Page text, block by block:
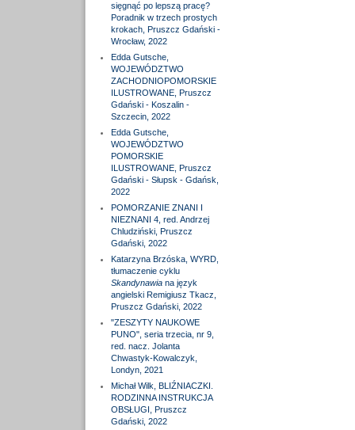
sięgnąć po lepszą pracę?
Poradnik w trzech prostych
krokach, Pruszcz Gdański -
Wrocław, 2022
Edda Gutsche,
WOJEWÓDZTWO
ZACHODNIOPOMORSKIE
ILUSTROWANE, Pruszcz
Gdański - Koszalin -
Szczecin, 2022
Edda Gutsche,
WOJEWÓDZTWO
POMORSKIE
ILUSTROWANE, Pruszcz
Gdański - Słupsk - Gdańsk,
2022
POMORZANIE ZNANI I
NIEZNANI 4, red. Andrzej
Chludziński, Pruszcz
Gdański, 2022
Katarzyna Brzóska, WYRD,
tłumaczenie cyklu
Skandynawiana język
angielski Remigiusz Tkacz,
Pruszcz Gdański, 2022
"ZESZYTY NAUKOWE
PUNO", seria trzecia, nr 9,
red. nacz. Jolanta
Chwastyk-Kowalczyk,
Londyn, 2021
Michał Wilk, BLIŹNIACZKI.
RODZINNA INSTRUKCJA
OBSŁUGI, Pruszcz
Gdański, 2022